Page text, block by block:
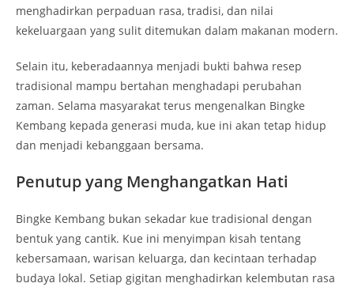
menghadirkan perpaduan rasa, tradisi, dan nilai
kekeluargaan yang sulit ditemukan dalam makanan modern.
Selain itu, keberadaannya menjadi bukti bahwa resep
tradisional mampu bertahan menghadapi perubahan
zaman. Selama masyarakat terus mengenalkan Bingke
Kembang kepada generasi muda, kue ini akan tetap hidup
dan menjadi kebanggaan bersama.
Penutup yang Menghangatkan Hati
Bingke Kembang bukan sekadar kue tradisional dengan
bentuk yang cantik. Kue ini menyimpan kisah tentang
kebersamaan, warisan keluarga, dan kecintaan terhadap
budaya lokal. Setiap gigitan menghadirkan kelembutan rasa